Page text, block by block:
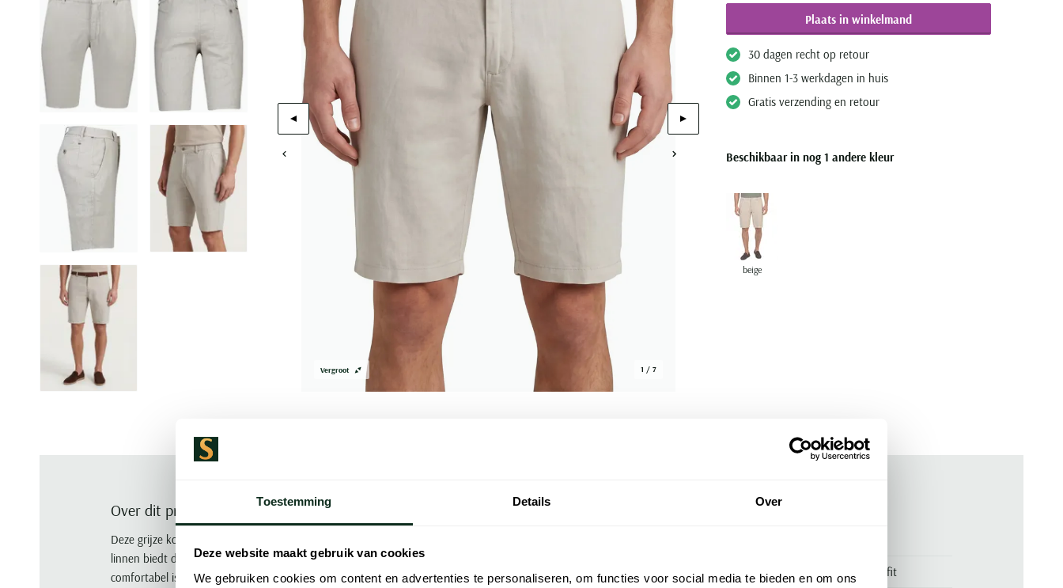
Toestemming Details Over
Deze website maakt gebruik van cookies
We gebruiken cookies om content en advertenties te personaliseren, om functies voor social media te bieden en om ons
Vergroot 1 / 7
Plaats in winkelmand
30 dagen recht op retour
Binnen 1-3 werkdagen in huis
Gratis verzending en retour
Beschikbaar in nog 1 andere kleur
beige
Over dit product
Deze grijze korte broek van Brax is de perfecte keuze voor de zomer. Gemaakt van 100%
linnen biedt deze broek een normale fit en een effen ontwerp dat zowel stijlvol als
comfortabel is. Het ademende linnenmateriaal zorgt voor een aangename draagervaring op
Brax Balu bermuda grijs modern fit